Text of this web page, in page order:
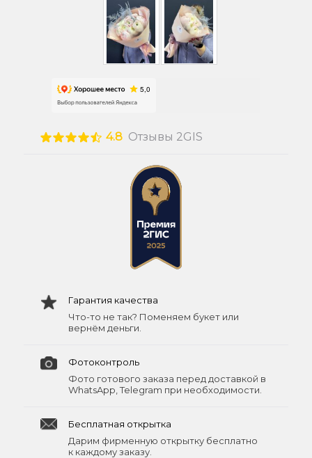
4.8 Отзывы 2GIS
Гарантия качества
Что-то не так? Поменяем букет или
вернём деньги.
Фотоконтроль
Фото готового заказа перед доставкой в
WhatsApp, Telegram при необходимости.
Бесплатная открытка
Дарим фирменную открытку бесплатно
к каждому заказу.